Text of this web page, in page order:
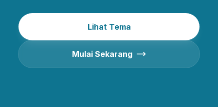
Lihat Tema
Mulai Sekarang